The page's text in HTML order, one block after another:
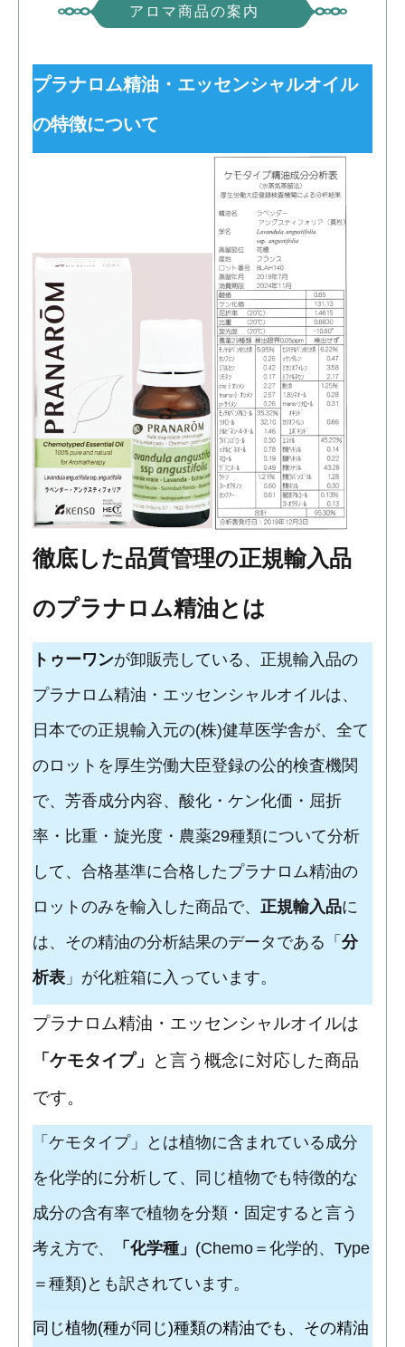
アロマ商品の案内
プラナロム精油・エッセンシャルオイル
の特徴について
徹底した品質管理の正規輸入品
のプラナロム精油とは
トゥーワンが卸販売している、正規輸入品の
プラナロム精油・エッセンシャルオイルは、
日本での正規輸入元の(株)健草医学舎が、全て
のロットを厚生労働大臣登録の公的検査機関
で、芳香成分内容、酸化・ケン化価・屈折
率・比重・旋光度・農薬29種類について分析
して、合格基準に合格したプラナロム精油の
ロットのみを輸入した商品で、 正規輸入品に
は、その精油の分析結果のデータである「 分
析表 」が化粧箱に入っています。
プラナロム精油・エッセンシャルオイルは
「ケモタイプ」
と言う概念に対応した商品
です。
「ケモタイプ」とは植物に含まれている成分
を化学的に分析して、同じ植物でも特徴的な
成分の含有率で植物を分類・固定すると言う
考え方で、
「化学種」 (Chemo＝化学的、Type
＝種類)とも訳されています。
同じ植物(種が同じ)種類の精油でも、その精油